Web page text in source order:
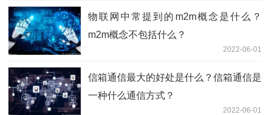
物联网中常提到的m2m概念是什么？
m2m概念不包括什么？
2022-06-01
信箱通信最大的好处是什么？信箱通信是
一种什么通信方式？
2022-06-01